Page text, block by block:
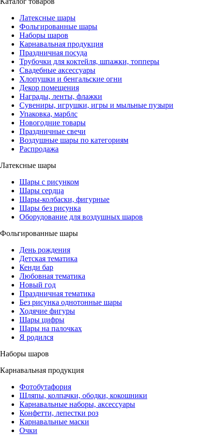
Латексные шары
Фольгированные шары
Наборы шаров
Карнавальная продукция
Праздничная посуда
Трубочки для коктейля, шпажки, топперы
Свадебные аксессуары
Хлопушки и бенгальские огни
Декор помещения
Награды, ленты, флажки
Сувениры, игрушки, игры и мыльные пузыри
Упаковка, марблс
Новогодние товары
Праздничные свечи
Воздушные шары по категориям
Распродажа
Латексные шары
Шары с рисунком
Шары сердца
Шары-колбаски, фигурные
Шары без рисунка
Оборудование для воздушных шаров
Фольгированные шары
День рождения
Детская тематика
Кенди бар
Любовная тематика
Новый год
Праздничная тематика
Без рисунка однотонные шары
Ходячие фигуры
Шары цифры
Шары на палочках
Я родился
Наборы шаров
Карнавальная продукция
Фотобутафория
Шляпы, колпачки, ободки, кокошники
Карнавальные наборы, аксессуары
Конфетти, лепестки роз
Карнавальные маски
Очки